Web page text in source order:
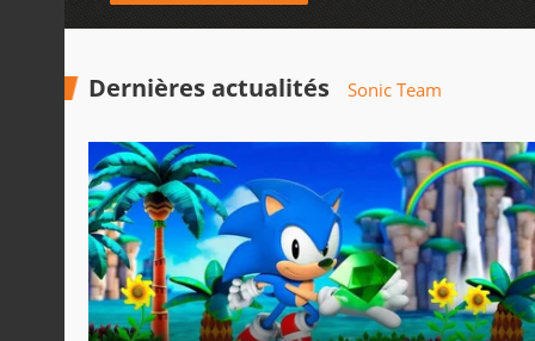
Dernières actualités Sonic Team